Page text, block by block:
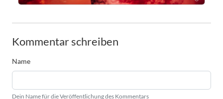
Kommentar schreiben
Name
Dein Name für die Veröffentlichung des Kommentars